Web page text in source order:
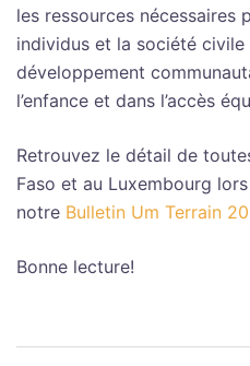
les ressources nécessaires
individus et la société civile
développement
l’enfance et dans l’accès
Retrouvez le détail de
Faso et au Luxembourg
notre Bulletin Um Terrain
Bonne lecture!